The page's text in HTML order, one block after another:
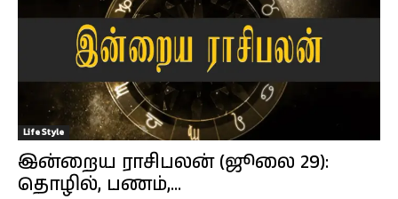
Life Style
இன்றைய ராசிபலன் (ஜூலை 29):
தொழில், பணம்,...